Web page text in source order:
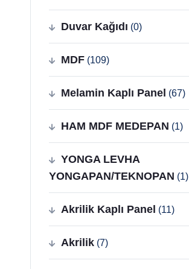
Duvar Kağıdı (0)
MDF (109)
Melamin Kaplı Panel (67)
HAM MDF MEDEPAN (1)
YONGA LEVHA
YONGAPAN/TEKNOPAN (1)
Akrilik Kaplı Panel (11)
Akrilik (7)